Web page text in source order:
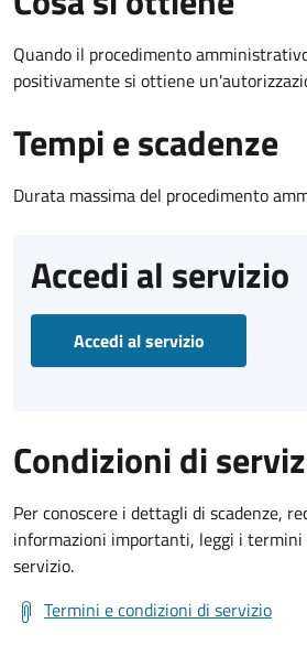
Quando il procedimento
positivamente si ottiene
Tempi e scadenze
Durata massima del procedimento
Accedi al servizio
Accedi al servizio
Condizioni di
Per conoscere i dettagli di scadenze,
informazioni importanti, leggi i termini
servizio.
Termini e condizioni di servizio